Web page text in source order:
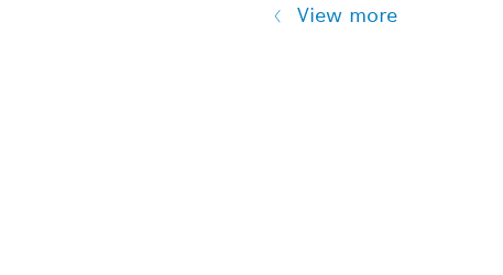
View more